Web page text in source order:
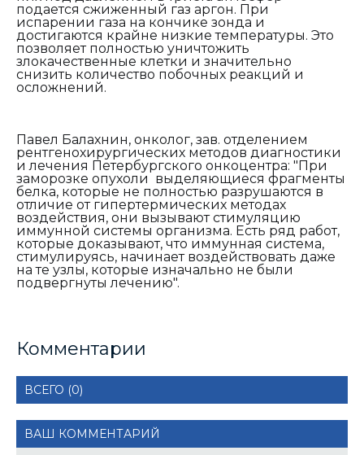
подается сжиженный газ аргон. При
испарении газа на кончике зонда и
достигаются крайне низкие температуры. Это
позволяет полностью уничтожить
злокачественные клетки и значительно
снизить количество побочных реакций и
осложнений.
Павел Балахнин, онколог, зав. отделением
рентгенохирургических методов диагностики
и лечения Петербургского онкоцентра: "При
заморозке опухоли выделяющиеся фрагменты
белка, которые не полностью разрушаются в
отличие от гипертермических методах
воздействия, они вызывают стимуляцию
иммунной системы организма. Есть ряд работ,
которые доказывают, что иммунная система,
стимулируясь, начинает воздействовать даже
на те узлы, которые изначально не были
подвергнуты лечению".
Комментарии
ВСЕГО (0)
ВАШ КОММЕНТАРИЙ